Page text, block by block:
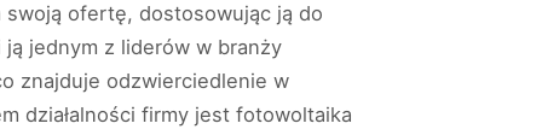
swoją ofertę, dostosowując ją do
jednym z liderów w branży
znajduje odzwierciedlenie w
działalności firmy jest fotowoltaika